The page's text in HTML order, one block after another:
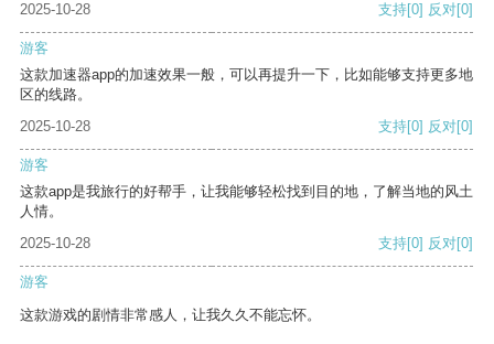
2025-10-28
支持[0] 反对[0]
游客
这款加速器app的加速效果一般，可以再提升一下，比如能够支持更多地
区的线路。
2025-10-28
支持[0] 反对[0]
游客
这款app是我旅行的好帮手，让我能够轻松找到目的地，了解当地的风土
人情。
2025-10-28
支持[0] 反对[0]
游客
这款游戏的剧情非常感人，让我久久不能忘怀。